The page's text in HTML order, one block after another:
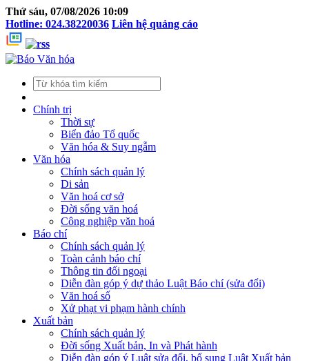
Thứ sáu, 07/08/2026 10:09
Hotline: 024.38220036 Liên hệ quảng cáo
Chính trị
Thời sự
Biển đảo Tổ quốc
Văn hóa & Suy ngẫm
Văn hóa
Chính sách quản lý
Di sản
Văn hoá cơ sở
Đời sống văn hoá
Công nghiệp văn hoá
Báo chí
Chính sách quản lý
Toàn cảnh báo chí
Thông tin đối ngoại
Diễn đàn góp ý dự thảo Luật Báo chí (sửa đổi)
Văn hoá số
Xử phạt vi phạm hành chính
Xuất bản
Chính sách quản lý
Đời sống Xuất bản, In và Phát hành
Diễn đàn góp ý Luật sửa đổi, bổ sung Luật Xuất bản